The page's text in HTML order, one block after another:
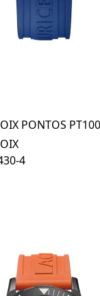
PONTOS
4